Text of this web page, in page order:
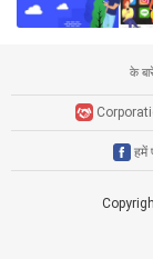
के
हमें